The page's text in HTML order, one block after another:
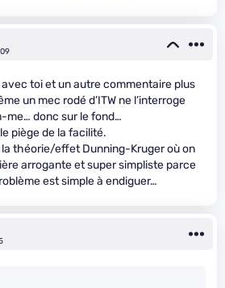
toi et un autre commentaire plus
un mec rodé d’ITW ne l’interroge
me… donc sur le fond…
piège de la facilité.
la théorie/effet Dunning-Kruger où on
arrogante et super simpliste parce
est simple à endiguer…